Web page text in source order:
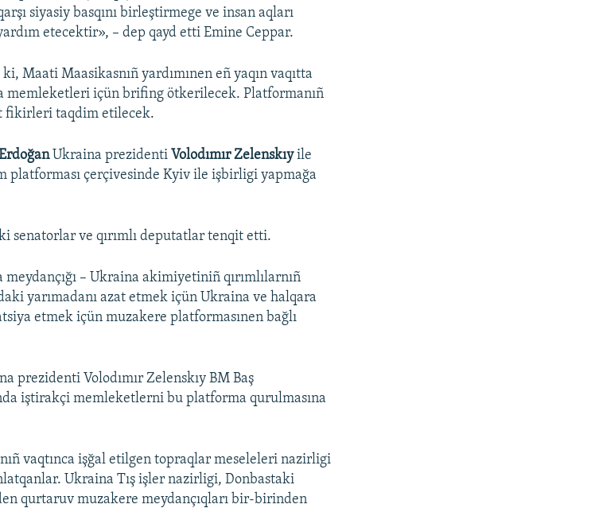
siyasiy basqını birleştirmege ve insan aqları
etecektir», – dep qayd etti Emine Ceppar.
Maati Maasikasnıñ yardımınen eñ yaqın vaqıtta
memleketleri içün brifing ötkerilecek. Platformanıñ
fikirleri taqdim etilecek.
Ukraina prezidenti Volodımır Zelenskıyile
platforması çerçivesinde Kyiv ile işbirligi yapmağa
senatorlar ve qırımlı deputatlar tenqit etti.
– Ukraina akimiyetiniñ qırımlılarnıñ
yarımadanı azat etmek içün Ukraina ve halqara
etmek içün muzakere platformasınen bağlı
prezidenti Volodımır Zelenskıy BM Baş
iştirakçi memleketlerni bu platforma qurulmasına
vaqtınca işğal etilgen topraqlar meseleleri nazirligi
Ukraina Tış işler nazirligi, Donbastaki
qurtaruv muzakere meydançıqları bir-birinden